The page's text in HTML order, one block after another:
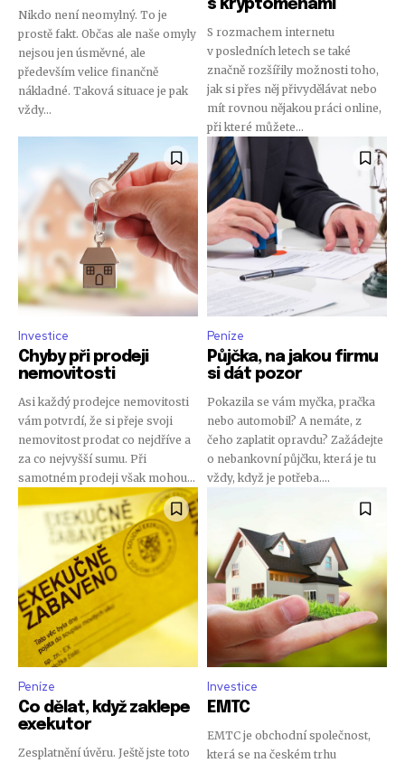
Nikdo není neomylný. To je
prostě fakt. Občas ale naše omyly
nejsou jen úsměvné, ale
především velice finančně
nákladné. Taková situace je pak
vždy...
s kryptoměnami
S rozmachem internetu
v posledních letech se také
značně rozšířily možnosti toho,
jak si přes něj přivydělávat nebo
mít rovnou nějakou práci online,
při které můžete...
Investice
Chyby při prodeji
nemovitosti
Asi každý prodejce nemovitosti
vám potvrdí, že si přeje svoji
nemovitost prodat co nejdříve a
za co nejvyšší sumu. Při
samotném prodeji však mohou...
Peníze
Půjčka, na jakou firmu
si dát pozor
Pokazila se vám myčka, pračka
nebo automobil? A nemáte, z
čeho zaplatit opravdu? Zažádejte
o nebankovní půjčku, která je tu
vždy, když je potřeba....
Peníze
Co dělat, když zaklepe
exekutor
Zesplatnění úvěru. Ještě jste toto
Investice
EMTC
EMTC je obchodní společnost,
která se na českém trhu